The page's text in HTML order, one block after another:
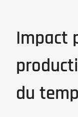
Impact
du